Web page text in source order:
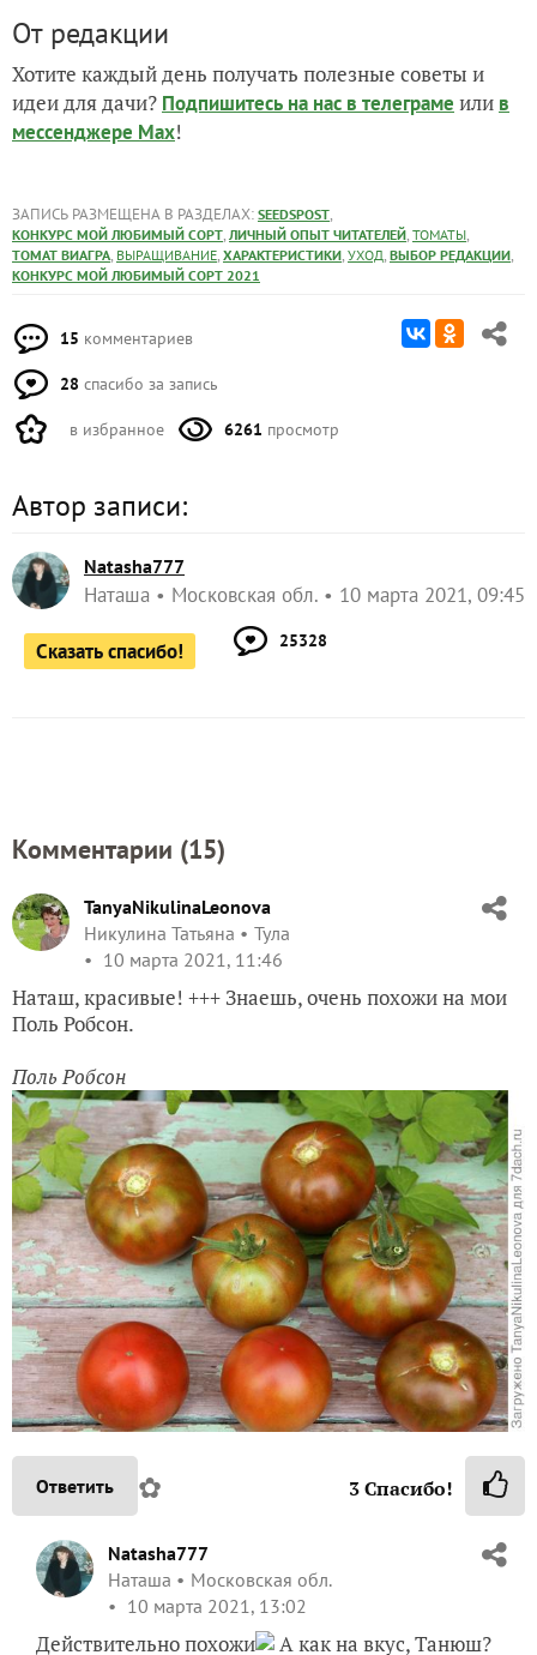
От редакции
Хотите каждый день получать полезные советы и
идеи для дачи? Подпишитесь на нас в телеграме или в
мессенджере Max!
ЗАПИСЬ РАЗМЕЩЕНА В РАЗДЕЛАХ: SEEDSPOST,
КОНКУРС МОЙ ЛЮБИМЫЙ СОРТ, ЛИЧНЫЙ ОПЫТ ЧИТАТЕЛЕЙ, ТОМАТЫ,
ТОМАТ ВИАГРА, ВЫРАЩИВАНИЕ, ХАРАКТЕРИСТИКИ, УХОД, ВЫБОР РЕДАКЦИИ,
КОНКУРС МОЙ ЛЮБИМЫЙ СОРТ 2021
15 комментариев
28 спасибо за запись
в избранное 6261 просмотр
Автор записи:
Natasha777
Наташа Московская обл. 10 марта 2021, 09:45
Сказать спасибо! 25328
Комментарии (15)
TanyaNikulinaLeonova
Никулина Татьяна
Тула
10 марта 2021, 11:46
Наташ, красивые! +++ Знаешь, очень похожи на мои
Поль Робсон.
Поль Робсон
Ответить ✿ 3Спасибо!
Natasha777
Наташа
Московская обл.
10 марта 2021, 13:02
Действительно похожи А как на вкус, Танюш?